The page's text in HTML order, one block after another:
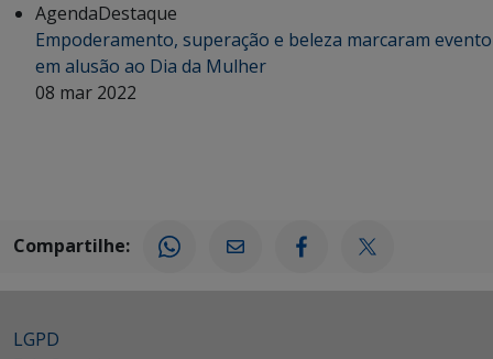
AgendaDestaque
Empoderamento, superação e beleza marcaram evento
em alusão ao Dia da Mulher
08 mar 2022
Compartilhe:
LGPD